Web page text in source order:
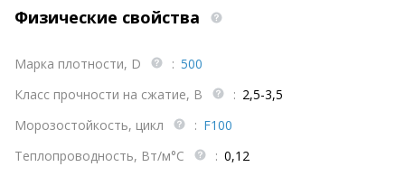
Физические свойства
Марка плотности, D : 500
Класс прочности на сжатие, B
: 2,5-3,5
Морозостойкость, цикл
: F100
Теплопроводность, Вт/м°С
: 0,12